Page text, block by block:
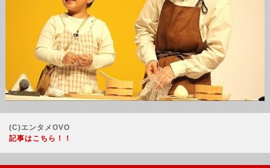
(C)エンタメOVO
記事はこちら！！